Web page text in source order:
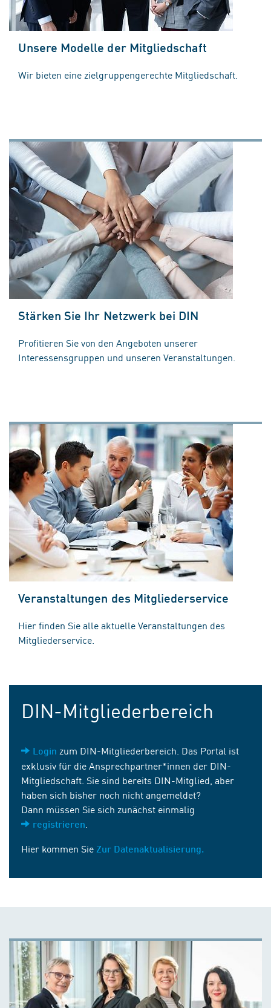
Unsere Modelle der Mitgliedschaft
Wir bieten eine zielgruppengerechte Mitgliedschaft.
Stärken Sie Ihr Netzwerk bei DIN
Profitieren Sie von den Angeboten unserer
Interessensgruppen und unseren Veranstaltungen.
Veranstaltungen des Mitgliederservice
Hier finden Sie alle aktuelle Veranstaltungen des
Mitgliederservice.
DIN-Mitgliederbereich
Login zum DIN-Mitgliederbereich. Das Portal ist
exklusiv für die Ansprechpartner*innen der DIN-
Mitgliedschaft. Sie sind bereits DIN-Mitglied, aber
haben sich bisher noch nicht angemeldet?
Dann müssen Sie sich zunächst einmalig
registrieren
Hier kommen Sie Zur Datenaktualisierung.